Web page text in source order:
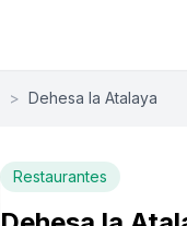
> Dehesa la Atalaya
Restaurantes